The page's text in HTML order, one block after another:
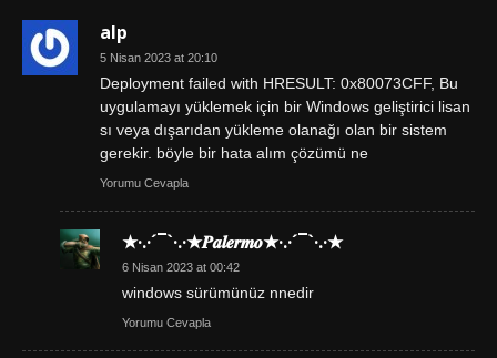
alp
5 Nisan 2023 at 20:10
Deployment failed with HRESULT: 0x80073CFF, Bu
uygulamayı yüklemek için bir Windows geliştirici lisan
sı veya dışarıdan yükleme olanağı olan bir sistem
gerekir. böyle bir hata alım çözümü ne
Yorumu Cevapla
★·.·´¯`·.·★𝑷𝒂𝒍𝒆𝒓𝒎𝒐★·.·´¯`·.·★
6 Nisan 2023 at 00:42
windows sürümünüz nnedir
Yorumu Cevapla